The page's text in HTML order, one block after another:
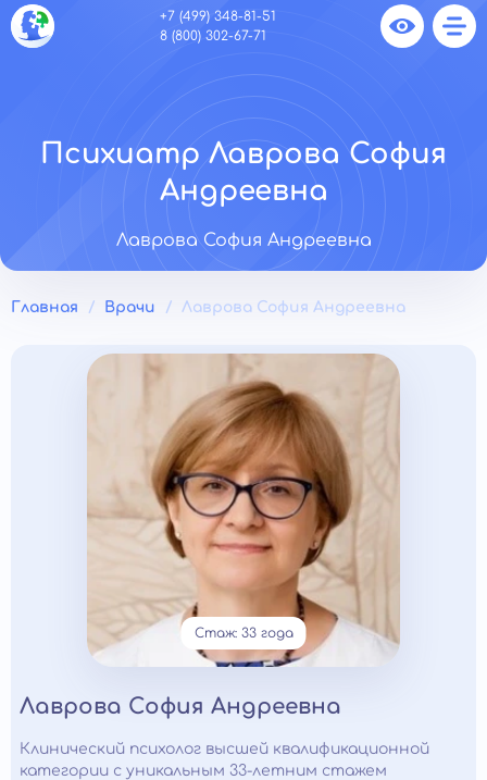
+7 (499) 348-81-51
8 (800) 302-67-71
Психиатр Лаврова София
Андреевна
Лаврова София Андреевна
Главная Врачи Лаврова София Андреевна
Стаж: 33 года
Лаврова София Андреевна
Клинический психолог высшей квалификационной
категории с уникальным 33-летним стажем